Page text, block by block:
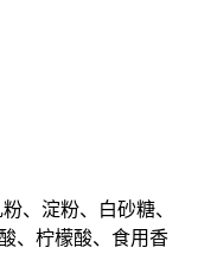
、淀粉、白砂糖、
、柠檬酸、食用香